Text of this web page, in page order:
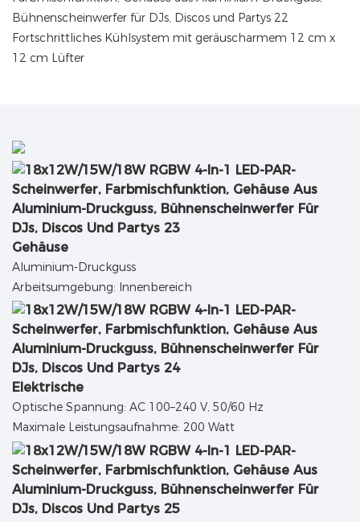
Fortschrittliches Kühlsystem mit geräuscharmem 12 cm x
12 cm Lüfter
Gehäuse
Aluminium-Druckguss
Arbeitsumgebung: Innenbereich
Elektrische
Optische Spannung: AC 100–240 V, 50/60 Hz
Maximale Leistungsaufnahme: 200 Watt